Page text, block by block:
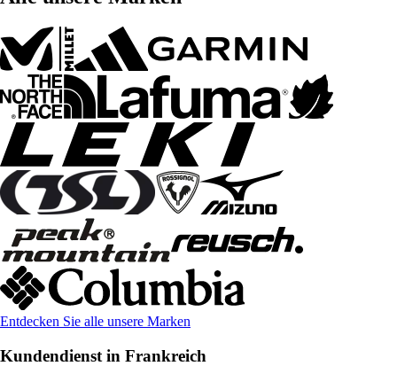
Entdecken Sie alle unsere Marken
Kundendienst in Frankreich